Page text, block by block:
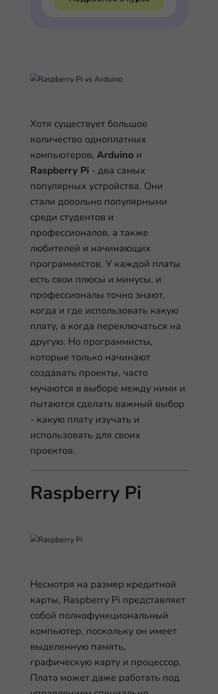
Хотя существует большое
количество одноплатных
компьютеров, Arduino и
Raspberry Pi - два самых
популярных устройства. Они
стали довольно популярными
среди студентов и
профессионалов, а также
любителей и начинающих
программистов. У каждой платы
есть свои плюсы и минусы, и
профессионалы точно знают,
когда и где использовать какую
плату, а когда переключаться на
другую. Но программисты,
которые только начинают
создавать проекты, часто
мучаются в выборе между ними и
пытаются сделать важный выбор
- какую плату изучать и
использовать для своих
проектов.
Raspberry Pi
Несмотря на размер кредитной
карты, Raspberry Pi представляет
собой полнофункциональный
компьютер, поскольку он имеет
выделенную память,
графическую карту и процессор.
Плата может даже работать под